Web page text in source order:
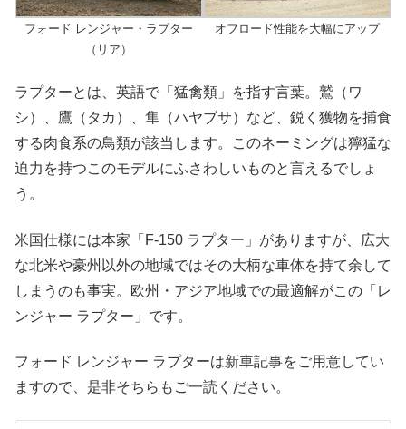
フォード レンジャー・ラプター
（リア）
オフロード性能を大幅にアップ
ラプターとは、英語で「猛禽類」を指す言葉。鷲（ワ
シ）、鷹（タカ）、隼（ハヤブサ）など、鋭く獲物を捕食
する肉食系の鳥類が該当します。このネーミングは獰猛な
迫力を持つこのモデルにふさわしいものと言えるでしょ
う。
米国仕様には本家「F-150 ラプター」がありますが、広大
な北米や豪州以外の地域ではその大柄な車体を持て余して
しまうのも事実。欧州・アジア地域での最適解がこの「レ
ンジャー ラプター」です。
フォード レンジャー ラプターは新車記事をご用意してい
ますので、是非そちらもご一読ください。